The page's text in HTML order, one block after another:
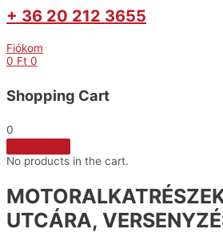
+ 36 20 212 3655
Fiókom
0 Ft 0
Shopping Cart
0
No products in the cart.
UTCÁRA,